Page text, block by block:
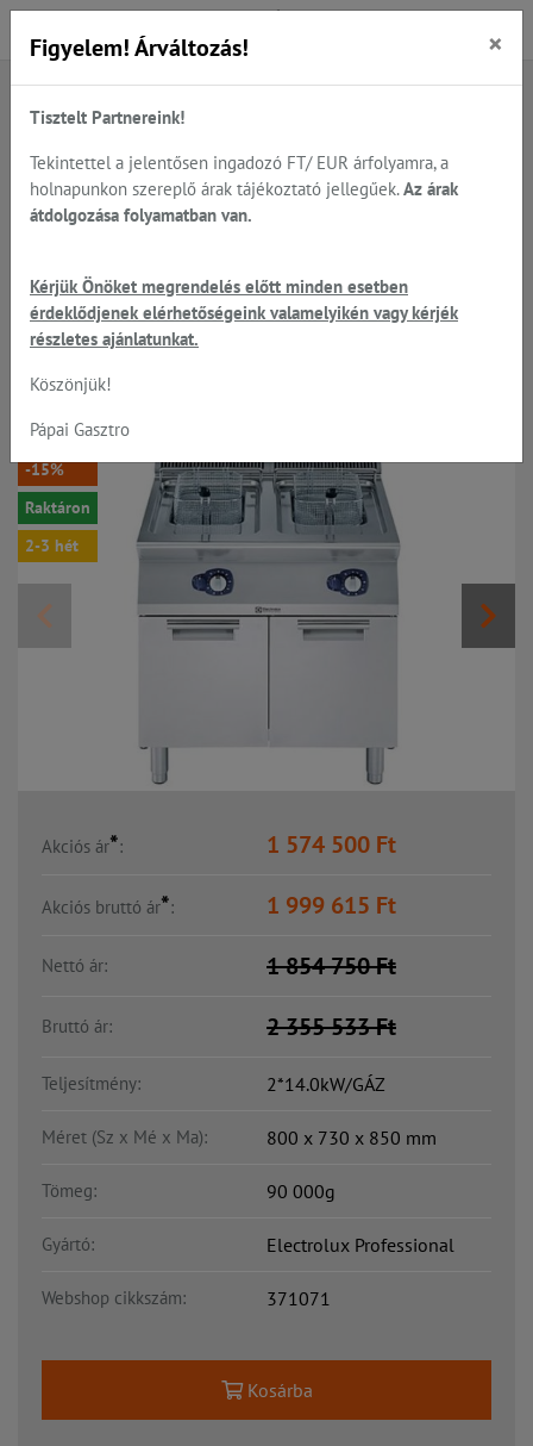
Főoldal Termékek
Nagykonyhai főzősorok 600; 700; 900 szériából
Electrolux Professional - XP700-as készülékek
Electrolux Professional XP700 -
2x15 lt.-es gáz üzemű olajsütő,
zárt alépítményen
-15%
Raktáron
2-3 hét
Akciós ár*: 1 574 500 Ft
Akciós bruttó ár*: 1 999 615 Ft
Nettó ár: 1 854 750Ft
Bruttó ár: 2 355 533Ft
Teljesítmény: 2*14.0kW/GÁZ
Méret (Sz x Mé x Ma): 800 x 730 x 850 mm
Tömeg: 90 000g
Gyártó: Electrolux Professional
Webshop cikkszám: 371071
Kosárba
Figyelem! Árváltozás! ×
Tisztelt Partnereink!
Tekintettel a jelentősen ingadozó FT/ EUR árfolyamra, a
holnapunkon szereplő árak tájékoztató jellegűek. Az árak
átdolgozása folyamatban van.
Kérjük Önöket megrendelés előtt minden esetben
érdeklődjenek elérhetőségeink valamelyikén vagy kérjék
részletes ajánlatunkat.
Köszönjük!
Pápai Gasztro